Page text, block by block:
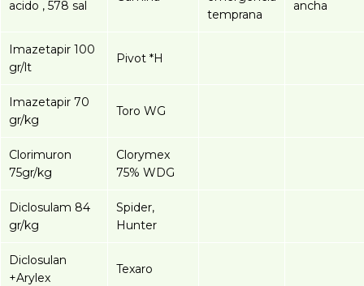
acido , 578 sal
temprana
ancha
Imazetapir 100
gr/lt
Pivot *H
Imazetapir 70
gr/kg
Toro WG
Clorimuron
75gr/kg
Clorymex
75% WDG
Diclosulam 84
gr/kg
Spider,
Hunter
Diclosulan
+Arylex
Texaro